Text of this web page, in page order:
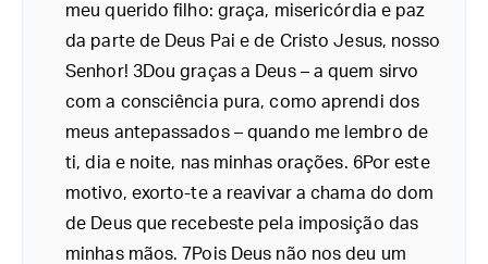
meu querido filho: graça, misericórdia e paz
da parte de Deus Pai e de Cristo Jesus, nosso
Senhor! 3Dou graças a Deus – a quem sirvo
com a consciência pura, como aprendi dos
meus antepassados – quando me lembro de
ti, dia e noite, nas minhas orações. 6Por este
motivo, exorto-te a reavivar a chama do dom
de Deus que recebeste pela imposição das
minhas mãos. 7Pois Deus não nos deu um